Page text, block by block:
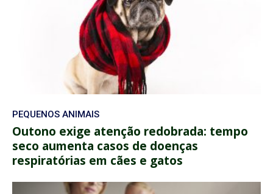
PEQUENOS ANIMAIS
Outono exige atenção redobrada: tempo
seco aumenta casos de doenças
respiratórias em cães e gatos